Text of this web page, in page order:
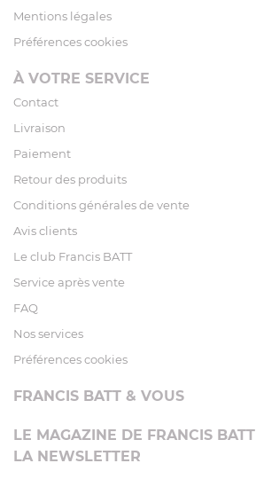
Mentions légales
Préférences cookies
À VOTRE SERVICE
Contact
Livraison
Paiement
Retour des produits
Conditions générales de vente
Avis clients
Le club Francis BATT
Service après vente
FAQ
Nos services
Préférences cookies
FRANCIS BATT & VOUS
LE MAGAZINE DE FRANCIS BATT
LA NEWSLETTER